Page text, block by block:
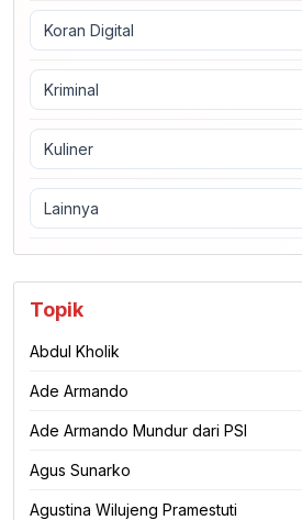
Koran Digital
Kriminal
Kuliner
Lainnya
Topik
Abdul Kholik
Ade Armando
Ade Armando Mundur dari PSI
Agus Sunarko
Agustina Wilujeng Pramestuti